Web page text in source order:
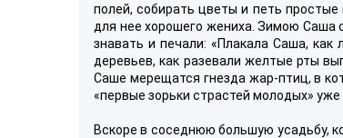
полей, собирать цветы и петь
для нее хорошего жениха. Зимою Саша
знавать и печали: «Плакала Саша,
деревьев, как разевали желтые рты
Саше мерещатся гнезда жар-птиц, в
«первые зорьки страстей молодых»
Вскоре в соседнюю большую усадьбу,